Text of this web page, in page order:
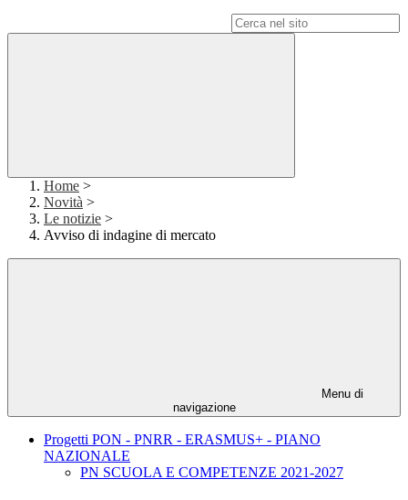
Home >
Novità >
Le notizie >
Avviso di indagine di mercato
Menu di
navigazione
Progetti PON - PNRR - ERASMUS+ - PIANO
NAZIONALE
PN SCUOLA E COMPETENZE 2021-2027